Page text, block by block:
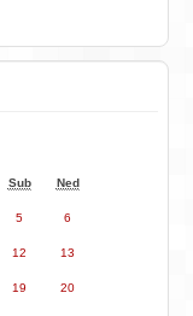
Sub Ned
5 6
12 13
19 20